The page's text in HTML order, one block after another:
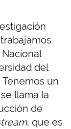
del
un
llama la
de
, que es